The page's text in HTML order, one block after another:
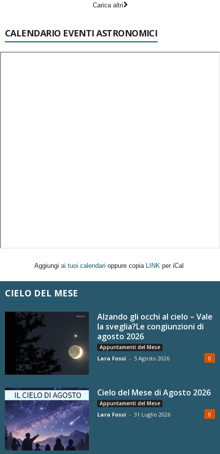
Carica altri
CALENDARIO EVENTI ASTRONOMICI
Aggiungi ai tuoi calendari oppure copia LINK per iCal
CIELO DEL MESE
Alzando gli occhi al cielo – Vale
la sveglia?Le congiunzioni di
agosto 2026
Appuntamenti del Mese
Lara Fossi - 5 Agosto 2026 0
Cielo del Mese di Agosto 2026
Appuntamenti del Mese
Lara Fossi - 31 Luglio 2026 0